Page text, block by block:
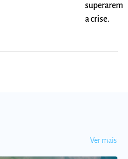
superarem
a crise.
Ver mais